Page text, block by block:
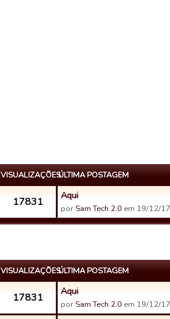
VISUALIZAÇÕESÚLTIMA POSTAGEM
17831 Aqui
por Sam Tech 2.0 em 19/12/
VISUALIZAÇÕESÚLTIMA POSTAGEM
17831 Aqui
por Sam Tech 2.0 em 19/12/